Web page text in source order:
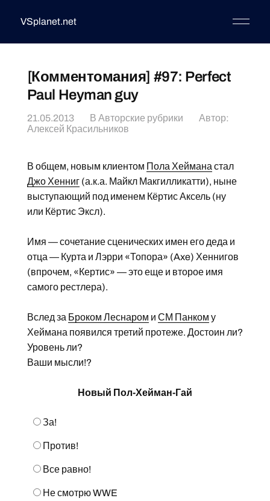
VSplanet.net
[Комментомания] #97: Perfect
Paul Heyman guy
21.05.2013 В Авторские рубрики
Автор:
Алексей Красильников
В общем, новым клиентом Пола Хеймана стал
Джо Хенниг(а.к.а. Майкл Макгилликатти), ныне
выступающий под именем Кёртис Аксель (ну
или Кёртис Эксл).
Имя — сочетание сценических имен его деда и
отца — Курта и Лэрри «Топора» (Axe) Хеннигов
(впрочем, «Кертис» — это еще и второе имя
самого рестлера).
Вслед за Броком Леснаром и СМ Панком у
Хеймана появился третий протеже. Достоин ли?
Уровень ли?
Ваши мысли!?
Новый Пол-Хейман-Гай
За!
Против!
Все равно!
Не смотрю WWE